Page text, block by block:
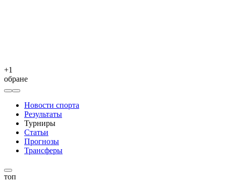
+1
обране
Новости спорта
Результаты
Турниры
Статьи
Прогнозы
Трансферы
топ